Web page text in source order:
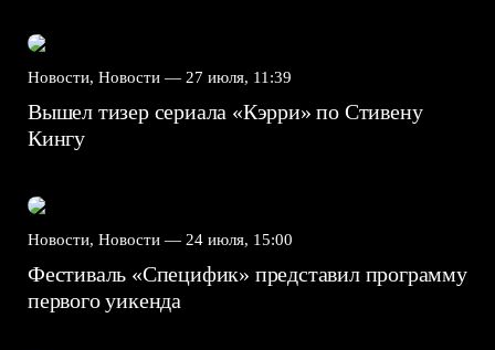
Новости, Новости — 27 июля, 11:39
Вышел тизер сериала «Кэрри» по Стивену
Кингу
Новости, Новости — 24 июля, 15:00
Фестиваль «Специфик» представил программу
первого уикенда